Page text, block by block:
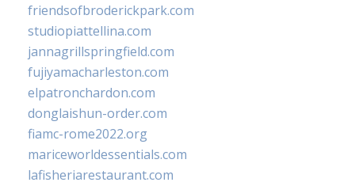
friendsofbroderickpark.com
studiopiattellina.com
jannagrillspringfield.com
fujiyamacharleston.com
elpatronchardon.com
donglaishun-order.com
fiamc-rome2022.org
mariceworldessentials.com
lafisheriarestaurant.com